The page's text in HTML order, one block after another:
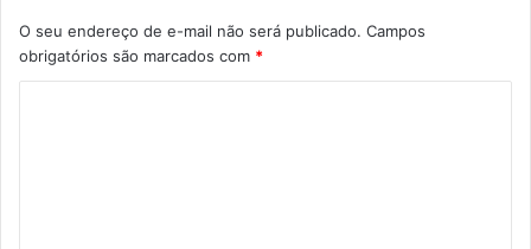
O seu endereço de e-mail não será publicado. Campos
obrigatórios são marcados com *